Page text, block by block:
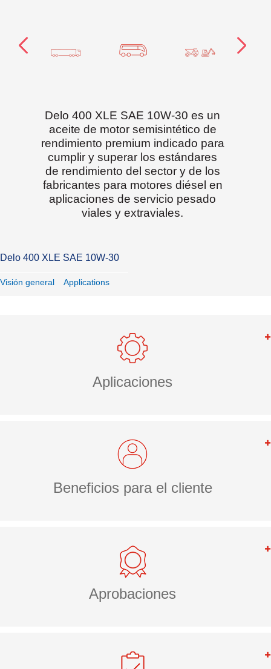
Delo 400 XLE SAE 10W-30 es un
aceite de motor semisintético de
rendimiento premium indicado para
cumplir y superar los estándares
de rendimiento del sector y de los
fabricantes para motores diésel en
aplicaciones de servicio pesado
viales y extraviales.
Delo 400 XLE SAE 10W-30
Visión general Applications
Aplicaciones
Beneficios para el cliente
Aprobaciones